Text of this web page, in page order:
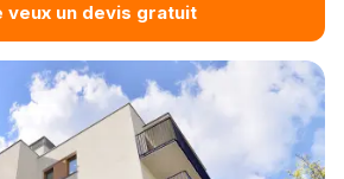
veux un devis gratuit